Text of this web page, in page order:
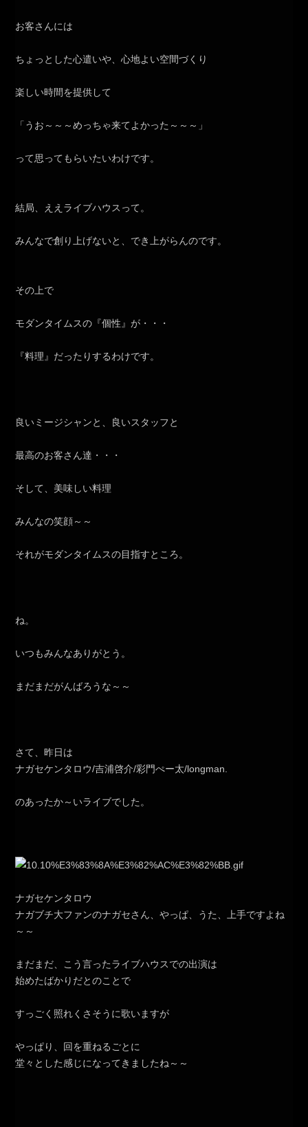
お客さんには
ちょっとした心遣いや、心地よい空間づくり
楽しい時間を提供して
「うお～～～めっちゃ来てよかった～～～」
って思ってもらいたいわけです。
結局、ええライブハウスって。
みんなで創り上げないと、でき上がらんのです。
その上で
モダンタイムスの『個性』が・・・
『料理』だったりするわけです。
良いミージシャンと、良いスタッフと
最高のお客さん達・・・
そして、美味しい料理
みんなの笑顔～～
それがモダンタイムスの目指すところ。
ね。
いつもみんなありがとう。
まだまだがんばろうな～～
さて、昨日は
ナガセケンタロウ/吉浦啓介/彩門ぺー太/longman.
のあったか～いライブでした。
ナガセケンタロウ
ナガブチ大ファンのナガセさん、やっぱ、うた、上手ですよね
～～
まだまだ、こう言ったライブハウスでの出演は
始めたばかりだとのことで
すっごく照れくさそうに歌いますが
やっぱり、回を重ねるごとに
堂々とした感じになってきましたね～～